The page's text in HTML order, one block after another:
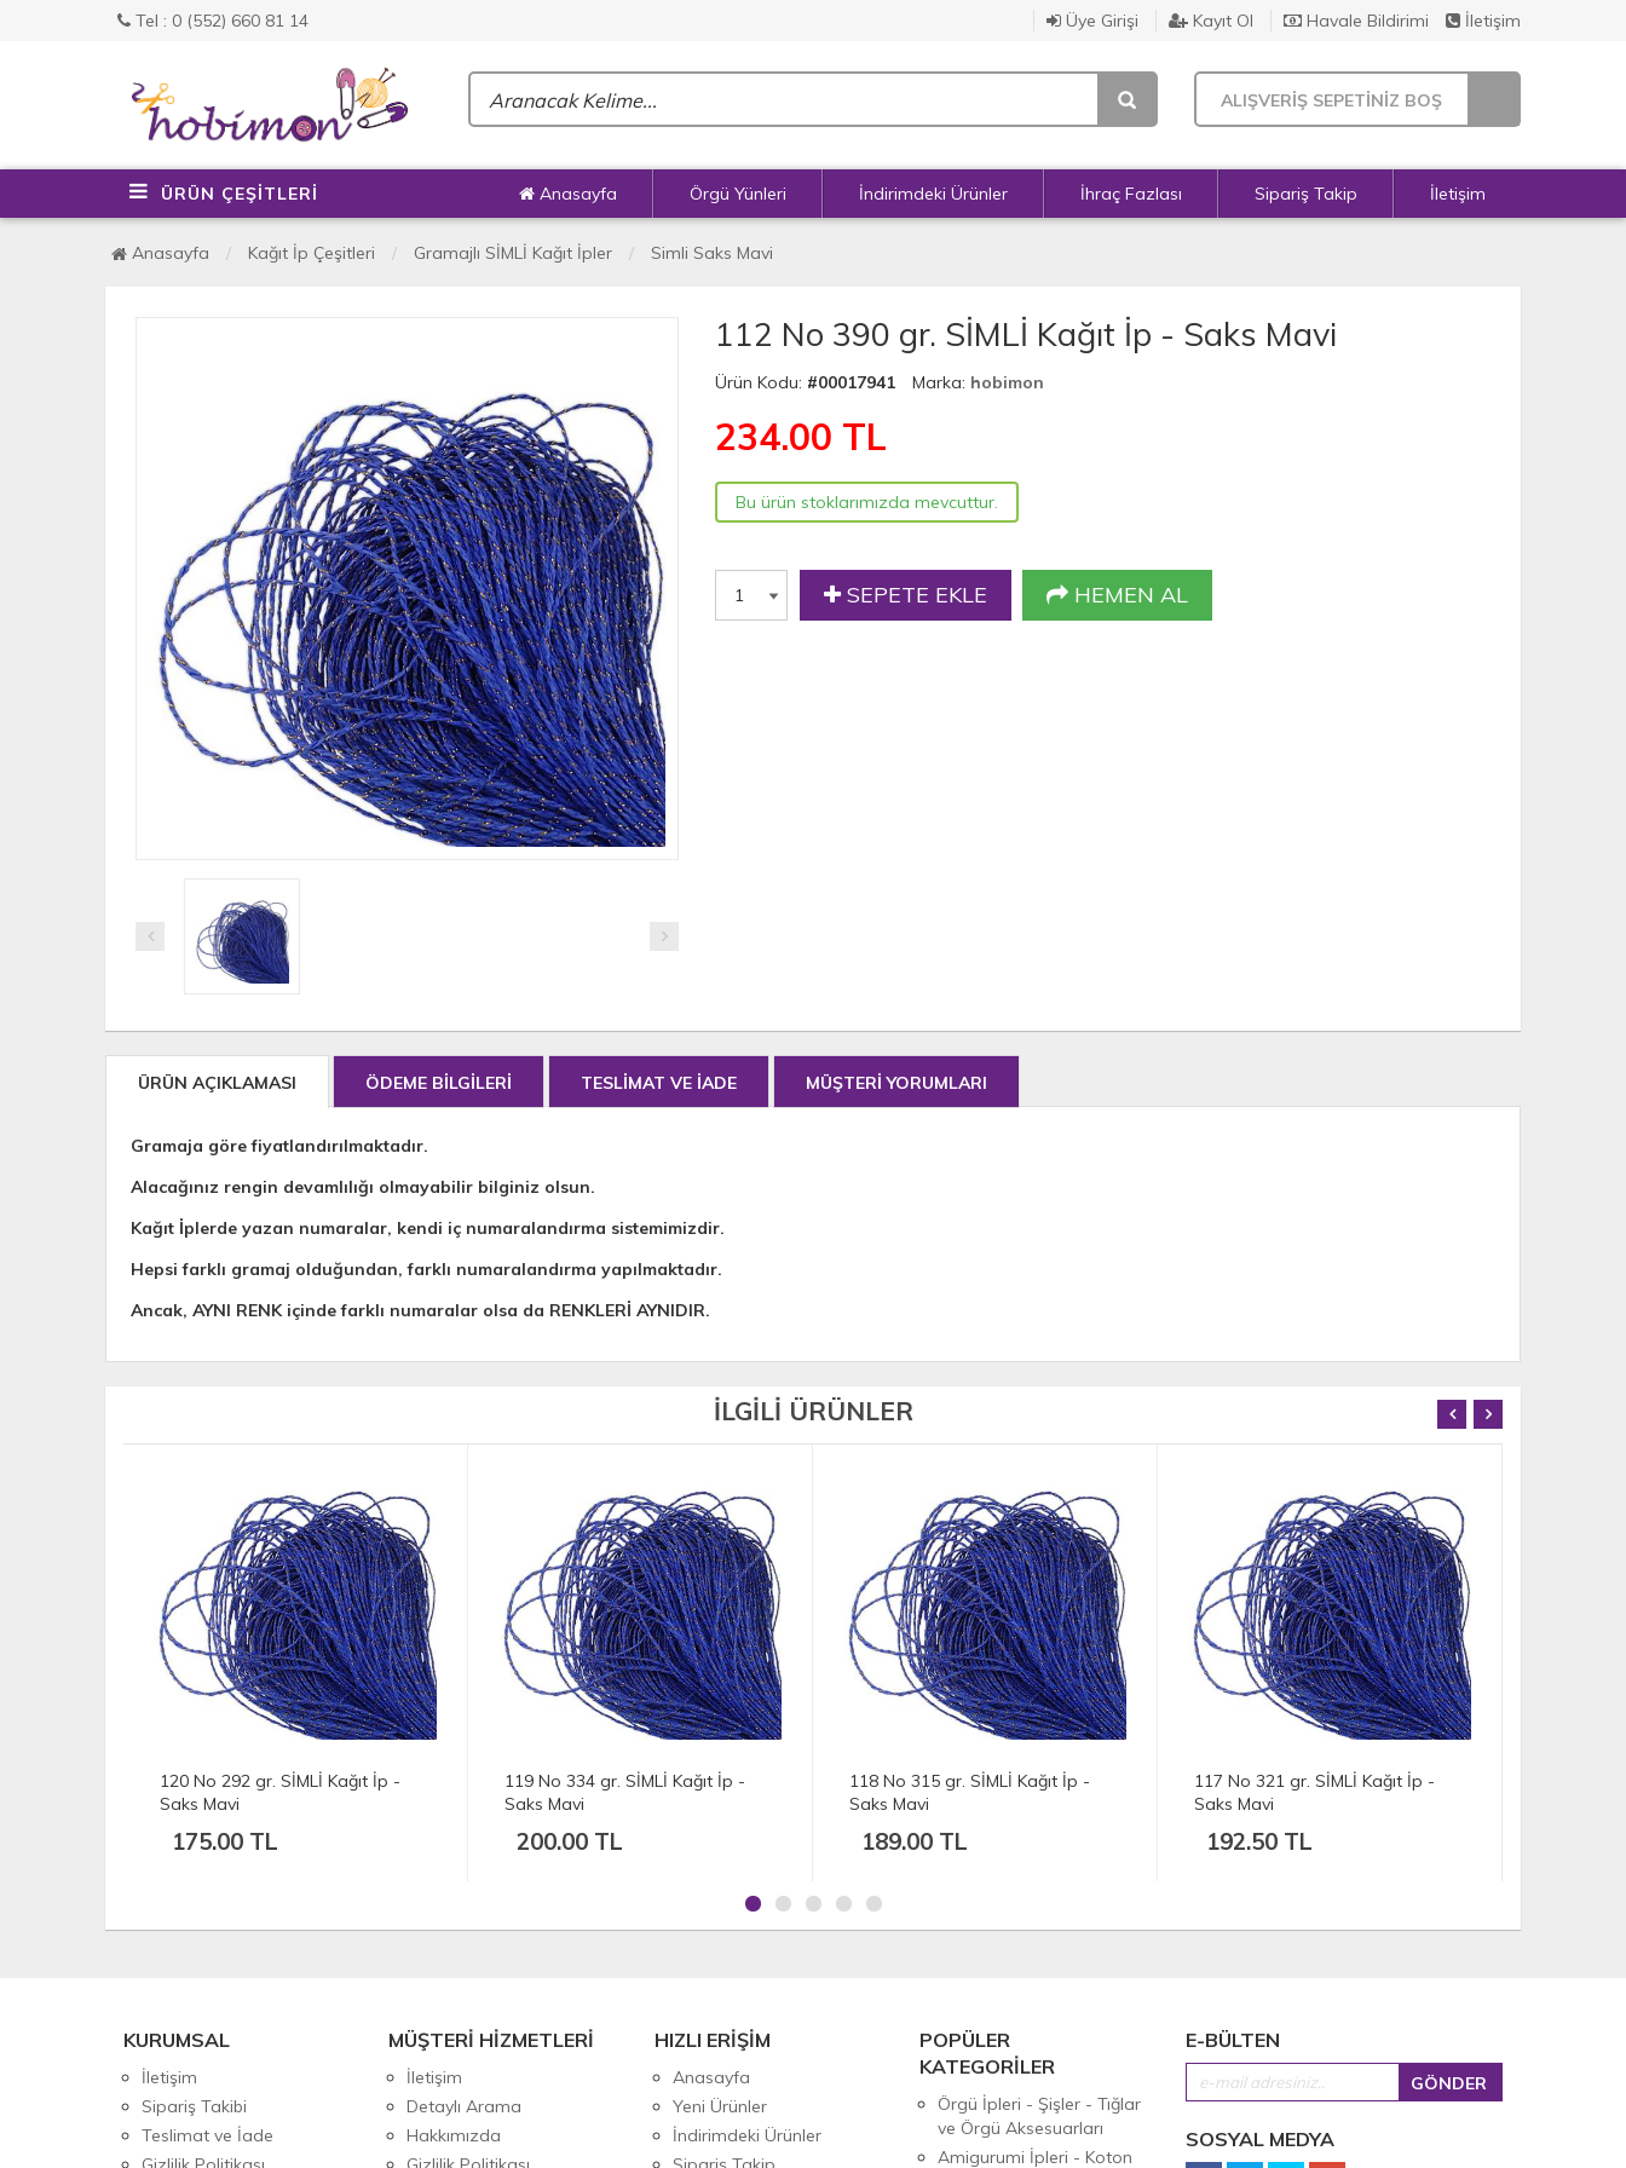
Tel : 0 (552) 660 81 14 Üye Girişi Kayıt Ol Havale Bildirimi İletişim
ALIŞVERİŞ SEPETİNİZ BOŞ
ÜRÜN ÇEŞİTLERİ Anasayfa Örgü Yünleri İndirimdeki Ürünler İhraç Fazlası Sipariş Takip İletişim
Anasayfa Kağıt İp Çeşitleri Gramajlı SİMLİ Kağıt İpler Simli Saks Mavi
112 No 390 gr. SİMLİ Kağıt İp - Saks Mavi
Ürün Kodu: #00017941 Marka: hobimon
234.00 TL
Bu ürün stoklarımızda mevcuttur.
SEPETE EKLE HEMEN AL
ÜRÜN AÇIKLAMASI ÖDEME BİLGİLERİ TESLİMAT VE İADE MÜŞTERİ YORUMLARI
Gramaja göre fiyatlandırılmaktadır.
Alacağınız rengin devamlılığı olmayabilir bilginiz olsun.
Kağıt İplerde yazan numaralar, kendi iç numaralandırma sistemimizdir.
Hepsi farklı gramaj olduğundan, farklı numaralandırma yapılmaktadır.
Ancak, AYNI RENK içinde farklı numaralar olsa da RENKLERİ AYNIDIR.
İLGİLİ ÜRÜNLER
119 No 334 gr. SİMLİ Kağıt İp -
Saks Mavi
200.00 TL
118 No 315 gr. SİMLİ Kağıt İp -
Saks Mavi
189.00 TL
117 No 321 gr. SİMLİ Kağıt İp -
Saks Mavi
192.50 TL
116 No 240 gr. SİMLİ Kağıt İp -
Saks Mavi
144.00 TL
KURUMSAL
İletişim
Sipariş Takibi
Teslimat ve İade
MÜŞTERİ HİZMETLERİ
İletişim
Detaylı Arama
Hakkımızda
HIZLI ERİŞİM
Anasayfa
Yeni Ürünler
İndirimdeki Ürünler
POPÜLER
KATEGORİLER
Örgü İpleri - Şişler - Tığlar
ve Örgü Aksesuarları
Amigurumi İpleri - Koton
E-BÜLTEN
SOSYAL MEDYA